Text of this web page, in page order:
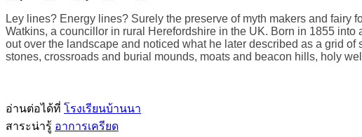
Ley lines? Energy lines? Surely the preserve of myth makers and fairy
Watkins, a councillor in rural Herefordshire in the UK. Born in 1855
out over the landscape and noticed what he later described as a grid
stones, crossroads and burial mounds, moats and beacon hills, holy
อ่านต่อได้ที่ โรงเรียนบ้านนา
สาระน่ารู้ อาการเครียด